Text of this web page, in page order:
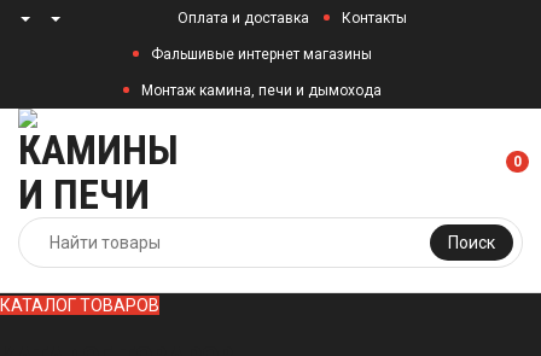
Оплата и доставка Контакты
Фальшивые интернет магазины
Монтаж камина, печи и дымохода
Поиск
0
КАТАЛОГ ТОВАРОВ